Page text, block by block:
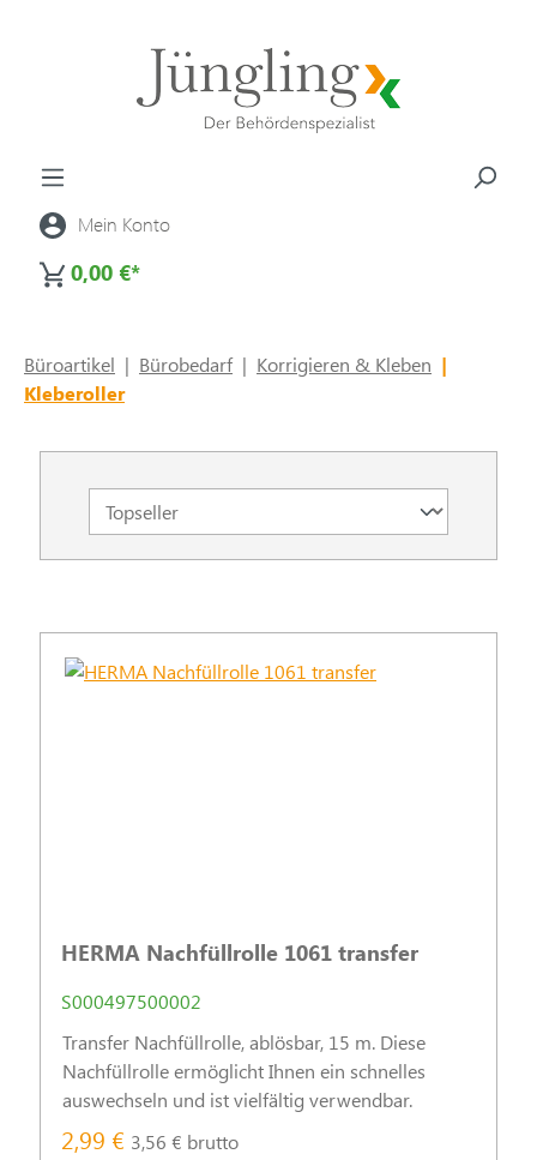
Mein Konto
0,00 €*
Büroartikel | Bürobedarf | Korrigieren & Kleben |
Kleberoller
HERMA Nachfüllrolle 1061 transfer
S000497500002
Transfer Nachfüllrolle, ablösbar, 15 m. Diese
Nachfüllrolle ermöglicht Ihnen ein schnelles
auswechseln und ist vielfältig verwendbar.
2,99 € 3,56 € brutto